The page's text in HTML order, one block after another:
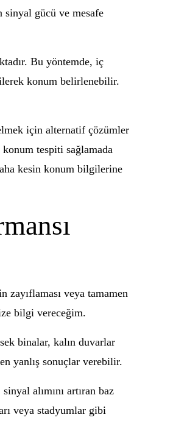
gücü ve mesafe
Bu yöntemde, iç
konum belirlenebilir.
için alternatif çözümler
tespiti sağlamada
kesin konum bilgilerine
veya tamamen
bilgi vereceğim.
binalar, kalın duvarlar
yanlış sonuçlar verebilir.
alımını artıran baz
veya stadyumlar gibi